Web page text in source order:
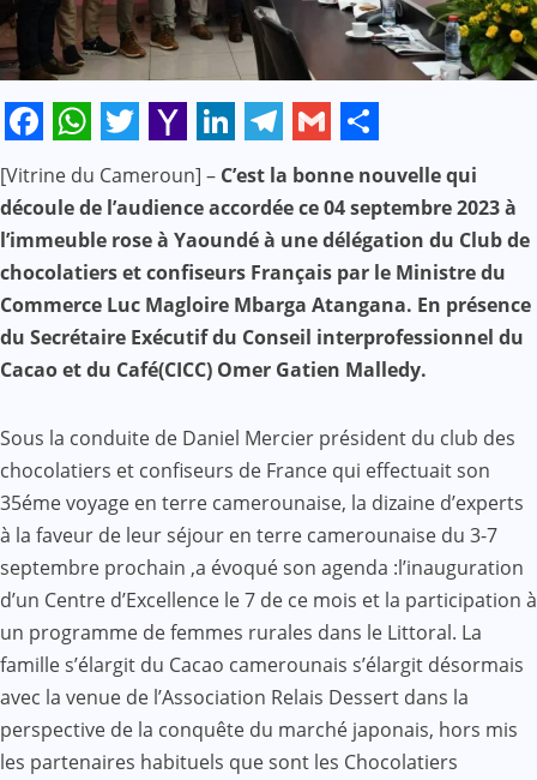
Facebook
WhatsApp
Twitter
Yahoo
Mail
LinkedIn
Telegram
Gmail
Share
[Vitrine du Cameroun] – C’est la bonne nouvelle qui
découle de l’audience accordée ce 04 septembre 2023 à
l’immeuble rose à Yaoundé à une délégation du Club de
chocolatiers et confiseurs Français par le Ministre du
Commerce Luc Magloire Mbarga Atangana. En présence
du Secrétaire Exécutif du Conseil interprofessionnel du
Cacao et du Café(CICC) Omer Gatien Malledy.
Sous la conduite de Daniel Mercier président du club des
chocolatiers et confiseurs de France qui effectuait son
35éme voyage en terre camerounaise, la dizaine d’experts
à la faveur de leur séjour en terre camerounaise du 3-7
septembre prochain ,a évoqué son agenda :l’inauguration
d’un Centre d’Excellence le 7 de ce mois et la participation à
un programme de femmes rurales dans le Littoral. La
famille s’élargit du Cacao camerounais s’élargit désormais
avec la venue de l’Association Relais Dessert dans la
perspective de la conquête du marché japonais, hors mis
les partenaires habituels que sont les Chocolatiers